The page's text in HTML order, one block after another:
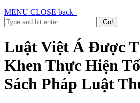
MENU CLOSE back
Luật Việt Á Được
Khen Thực Hiện
Sách Pháp Luật